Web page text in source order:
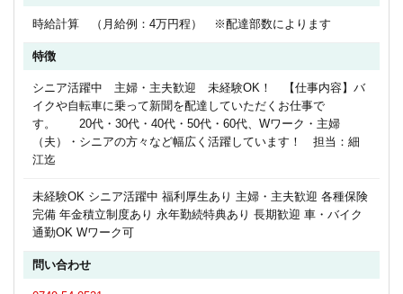
時給計算 （月給例：4万円程） ※配達部数によります
特徴
シニア活躍中 主婦・主夫歓迎 未経験OK！ 【仕事内容】バ
イクや自転車に乗って新聞を配達していただくお仕事で
す。 20代・30代・40代・50代・60代、Wワーク・主婦
（夫）・シニアの方々など幅広く活躍しています！ 担当：細
江迄
未経験OK シニア活躍中 福利厚生あり 主婦・主夫歓迎 各種保険
完備 年金積立制度あり 永年勤続特典あり 長期歓迎 車・バイク
通勤OK Wワーク可
問い合わせ